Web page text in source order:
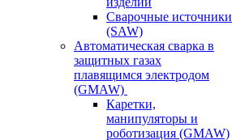
Сварочные источники
(SAW)
Автоматическая сварка в
защитных газах
плавящимся электродом
(GMAW)
Каретки,
манипуляторы и
роботизация (GMAW)